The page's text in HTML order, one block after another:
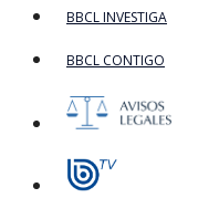
BBCL INVESTIGA
BBCL CONTIGO